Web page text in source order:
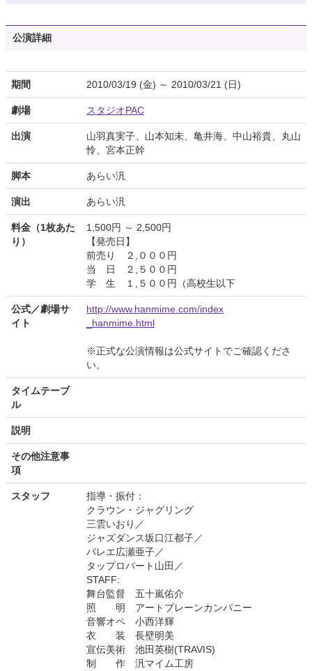
公演詳細
期間 2010/03/19 (金) ～ 2010/03/21 (日)
劇場 スタジオPAC
出演
山羽真実子、山本知未、亀井海、中山裕貴、丸山
怜、宮本正幹
脚本 あらい汎
演出 あらい汎
料金（1枚あた
り）
1,500円 ～ 2,500円
【発売日】
前売り ２,０００円
当 日 ２,５００円
学 生 １,５００円（高校生以下
公式／劇場サ
イト
http://www.hanmime.com/index
_hanmime.html
※正式な公演情報は公式サイトでご確認くださ
い。
タイムテーブ
ル
説明
その他注意事
項
スタッフ
指導・振付：
クラウン・ジャグリング
三雲いおり／
ジャズダンス坂口江都子／
バレエ広瀬亜子／
タップロバート山田／
STAFF:
舞台監督 五十嵐佑介
照 明 アートブレーンカンパニー
音響オペ 小西洋輝
衣 装 長壁明美
宣伝美術 池田英樹(TRAVIS)
制 作 汎マイム工房